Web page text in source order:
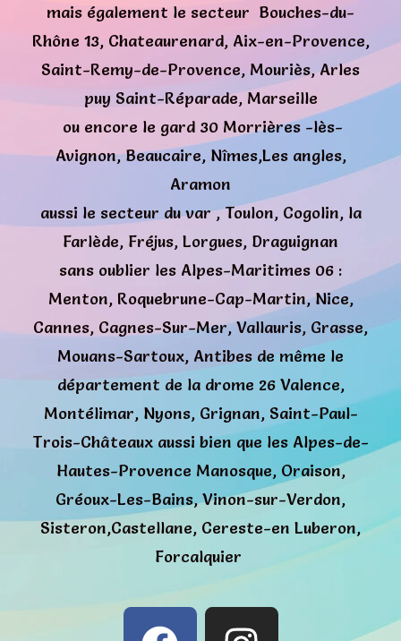
mais également le secteur Bouches-du-
Rhône 13, Chateaurenard, Aix-en-Provence,
Saint-Remy-de-Provence, Mouriès, Arles
puy Saint-Réparade, Marseille
ou encore le gard 30 Morrières -lès-
Avignon, Beaucaire, Nîmes,Les angles,
Aramon
aussi le secteur du var , Toulon, Cogolin, la
Farlède, Fréjus, Lorgues, Draguignan
sans oublier les Alpes-Maritimes 06 :
Menton, Roquebrune-Cap-Martin, Nice,
Cannes, Cagnes-Sur-Mer, Vallauris, Grasse,
Mouans-Sartoux, Antibes de même le
département de la drome 26 Valence,
Montélimar, Nyons, Grignan, Saint-Paul-
Trois-Châteaux aussi bien que les Alpes-de-
Hautes-Provence Manosque, Oraison,
Gréoux-Les-Bains, Vinon-sur-Verdon,
Sisteron,Castellane, Cereste-en Luberon,
Forcalquier